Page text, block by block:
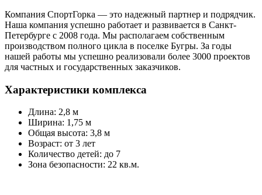
Компания СпортГорка — это надежный партнер и подрядчик.
Наша компания успешно работает и развивается в Санкт-
Петербурге с 2008 года. Мы располагаем собственным
производством полного цикла в поселке Бугры. За годы
нашей работы мы успешно реализовали более 3000 проектов
для частных и государственных заказчиков.
Характеристики комплекса
Длина: 2,8 м
Ширина: 1,75 м
Общая высота: 3,8 м
Возраст: от 3 лет
Количество детей: до 7
Зона безопасности: 22 кв.м.